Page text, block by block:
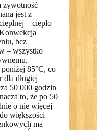
żywotność
jest z
– ciepło
bez
– wszystko
poniżej 85°C, co
dla długiej
50 000 godzin
to, że po 50
o nie więcej
większości
ma